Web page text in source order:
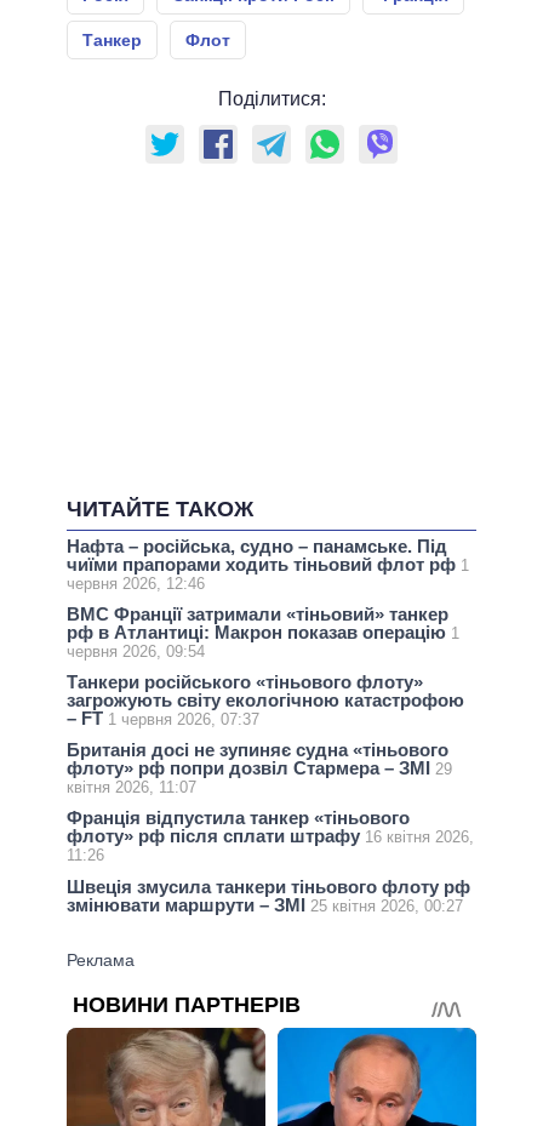
Танкер Флот
Поділитися:
ЧИТАЙТЕ ТАКОЖ
Нафта – російська, судно – панамське. Під
чиїми прапорами ходить тіньовий флот рф 1
червня 2026, 12:46
ВМС Франції затримали «тіньовий» танкер
рф в Атлантиці: Макрон показав операцію 1
червня 2026, 09:54
Танкери російського «тіньового флоту»
загрожують світу екологічною катастрофою
– FT 1 червня 2026, 07:37
Британія досі не зупиняє судна «тіньового
флоту» рф попри дозвіл Стармера – ЗМІ 29
квітня 2026, 11:07
Франція відпустила танкер «тіньового
флоту» рф після сплати штрафу 16 квітня 2026,
11:26
Швеція змусила танкери тіньового флоту рф
змінювати маршрути – ЗМІ 25 квітня 2026, 00:27